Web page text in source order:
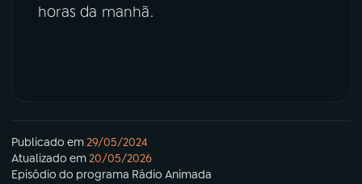
horas da manhã.
Publicado em29/05/2024
Atualizado em20/05/2026
Episódio do programa Rádio Animada